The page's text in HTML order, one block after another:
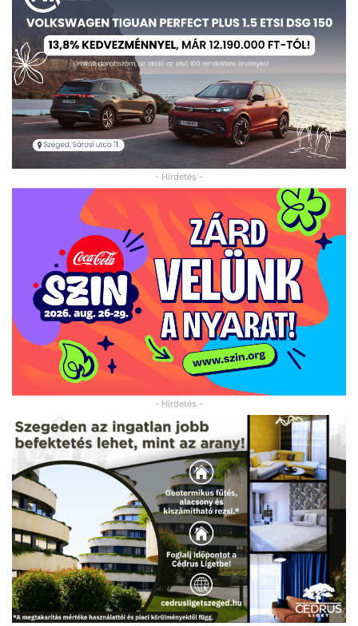
- Hirdetés -
- Hirdetés -